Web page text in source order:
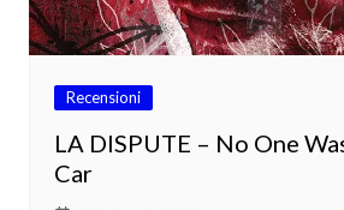
Recensioni
LA DISPUTE – No One
Car